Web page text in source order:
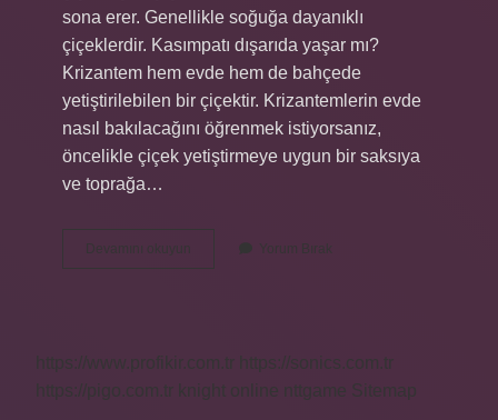
sona erer. Genellikle soğuğa dayanıklı
çiçeklerdir. Kasımpatı dışarıda yaşar mı?
Krizantem hem evde hem de bahçede
yetiştirilebilen bir çiçektir. Krizantemlerin evde
nasıl bakılacağını öğrenmek istiyorsanız,
öncelikle çiçek yetiştirmeye uygun bir saksıya
ve toprağa…
Devamını okuyun
Kasımpatı
Çiçeği
Yorum Bırak
https://www.profikir.com.tr
https://sonics.com.tr
https://pigo.com.tr knight online nttgame Sitemap